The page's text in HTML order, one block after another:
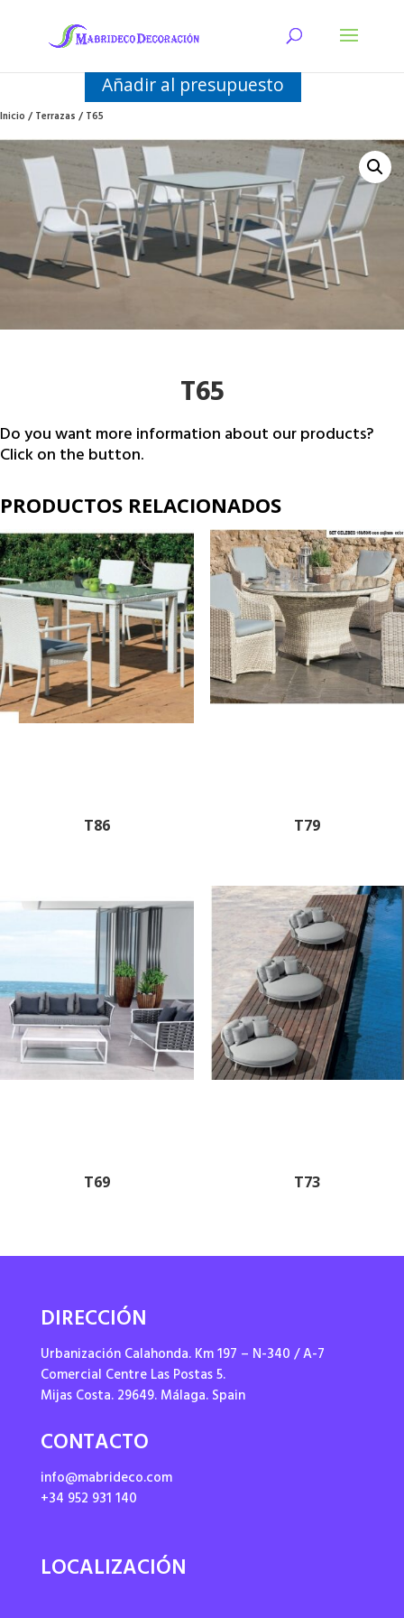
Añadir al presupuesto
Inicio/Terrazas/ T65
T65
Do you want more information about our products?
Click on the button.
PRODUCTOS RELACIONADOS
T86 T79
T69 T73
DIRECCIÓN
Urbanización Calahonda. Km 197 – N-340 / A-7
Comercial Centre Las Postas 5.
Mijas Costa. 29649. Málaga. Spain
CONTACTO
info@mabrideco.com
+34 952 931 140
LOCALIZACIÓN